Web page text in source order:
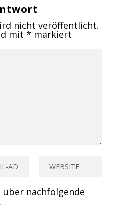
nicht veröffentlicht.
mit* markiert
nachfolgende